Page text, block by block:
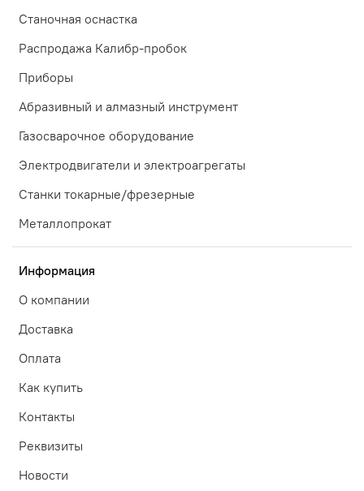
Станочная оснастка
Распродажа Калибр-пробок
Приборы
Абразивный и алмазный инструмент
Газосварочное оборудование
Электродвигатели и электроагрегаты
Станки токарные/фрезерные
Металлопрокат
Информация
О компании
Доставка
Оплата
Как купить
Контакты
Реквизиты
Новости